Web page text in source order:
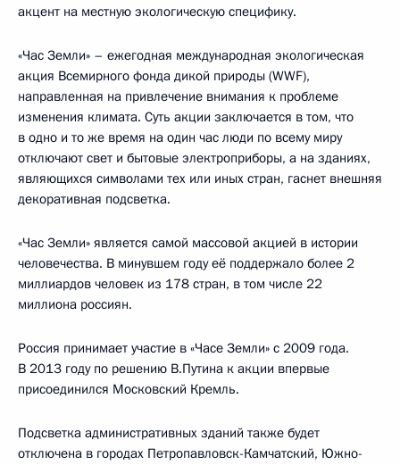
акцент на местную экологическую специфику.
«Час Земли» – ежегодная международная экологическая
акция Всемирного фонда дикой природы (WWF),
направленная на привлечение внимания к проблеме
изменения климата. Суть акции заключается в том, что
в одно и то же время на один час люди по всему миру
отключают свет и бытовые электроприборы, а на зданиях,
являющихся символами тех или иных стран, гаснет внешняя
декоративная подсветка.
«Час Земли» является самой массовой акцией в истории
человечества. В минувшем году её поддержало более 2
миллиардов человек из 178 стран, в том числе 22
миллиона россиян.
Россия принимает участие в «Часе Земли» с 2009 года.
В 2013 году по решению В.Путина к акции впервые
присоединился Московский Кремль.
Подсветка административных зданий также будет
отключена в городах Петропавловск-Камчатский, Южно-